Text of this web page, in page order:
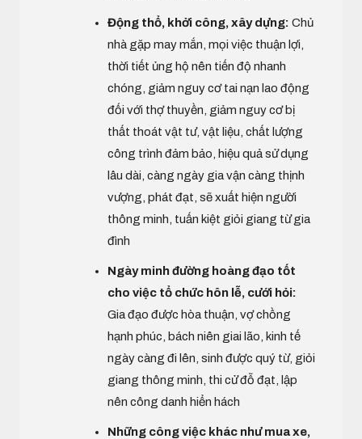
Động thổ, khởi công, xây dựng: Chủ
nhà gặp may mắn, mọi việc thuận lợi,
thời tiết ủng hộ nên tiến độ nhanh
chóng, giảm nguy cơ tai nạn lao động
đối với thợ thuyền, giảm nguy cơ bị
thất thoát vật tư, vật liệu, chất lượng
công trình đảm bảo, hiệu quả sử dụng
lâu dài, càng ngày gia vận càng thịnh
vượng, phát đạt, sẽ xuất hiện người
thông minh, tuấn kiệt giỏi giang từ gia
đình
Ngày minh đường hoàng đạo tốt
cho việc tổ chức hôn lễ, cưới hỏi:
Gia đạo được hòa thuận, vợ chồng
hạnh phúc, bách niên giai lão, kinh tế
ngày càng đi lên, sinh được quý từ, giỏi
giang thông minh, thi cử đỗ đạt, lập
nên công danh hiển hách
Những công việc khác như mua xe,